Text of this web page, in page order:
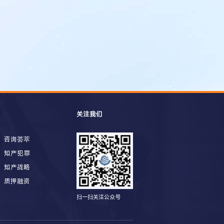
咨询荟萃
知产犯罪
知产战略
质押融资
关注我们
扫一扫关注公众号